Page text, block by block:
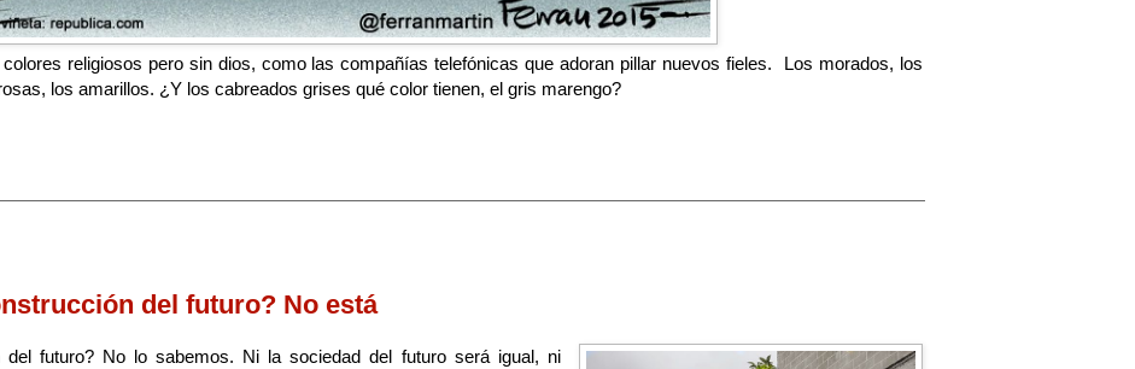
religiosos pero sin dios, como las compañías telefónicas que adoran pillar nuevos fieles. Los morados, los
los amarillos. ¿Y los cabreados grises qué color tienen, el gris marengo?
del futuro? No está
futuro? No lo sabemos. Ni la sociedad del futuro será igual, ni